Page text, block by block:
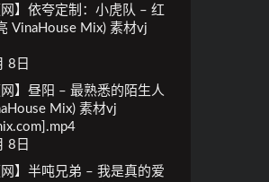
网】依夸定制：小虎队 – 红
VinaHouse Mix) 素材vj
8日
网】昼阳 – 最熟悉的陌生人
Mix) 素材vj
8日
网】半吨兄弟 – 我是真的爱